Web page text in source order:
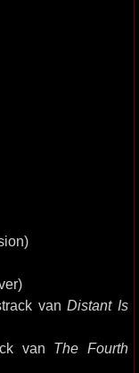
vanDistant Is
van The Fourth